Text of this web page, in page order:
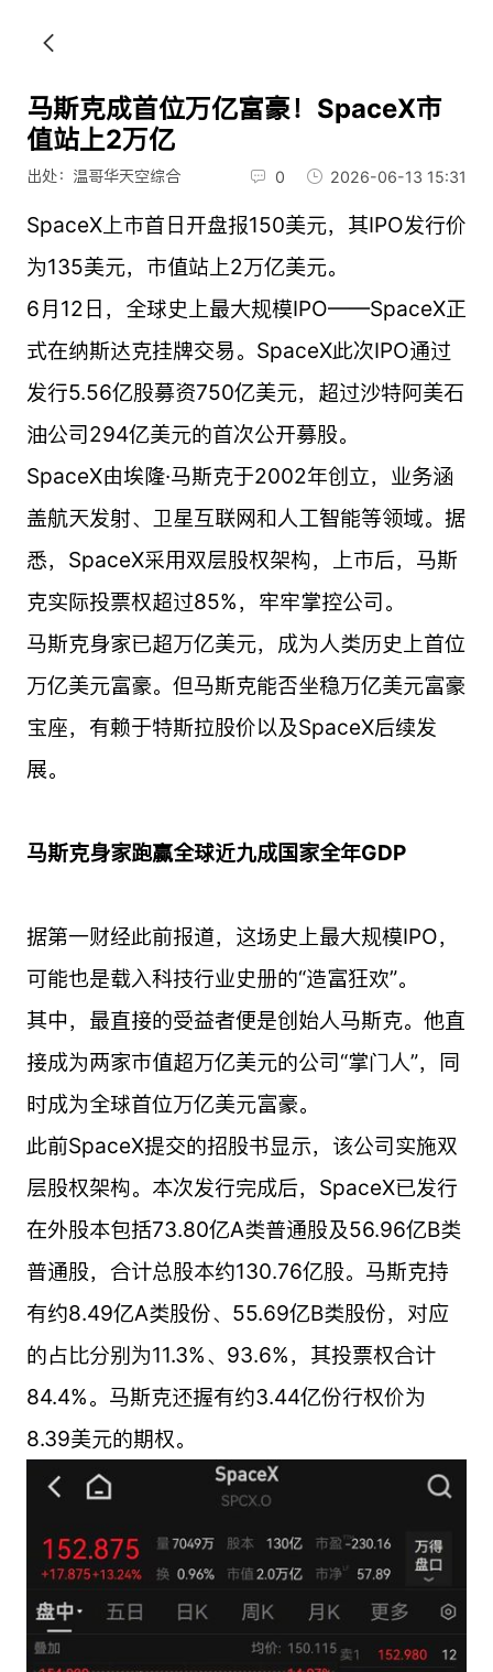
马斯克成首位万亿富豪！SpaceX市
值站上2万亿
出处：温哥华天空综合 0 2026-06-13 15:31
SpaceX上市首日开盘报150美元，其IPO发行价
为135美元，市值站上2万亿美元。
6月12日，全球史上最大规模IPO——SpaceX正
式在纳斯达克挂牌交易。SpaceX此次IPO通过
发行5.56亿股募资750亿美元，超过沙特阿美石
油公司294亿美元的首次公开募股。
SpaceX由埃隆·马斯克于2002年创立，业务涵
盖航天发射、卫星互联网和人工智能等领域。据
悉，SpaceX采用双层股权架构，上市后，马斯
克实际投票权超过85%，牢牢掌控公司。
马斯克身家已超万亿美元，成为人类历史上首位
万亿美元富豪。但马斯克能否坐稳万亿美元富豪
宝座，有赖于特斯拉股价以及SpaceX后续发
展。
马斯克身家跑赢全球近九成国家全年GDP
据第一财经此前报道，这场史上最大规模IPO，
可能也是载入科技行业史册的“造富狂欢”。
其中，最直接的受益者便是创始人马斯克。他直
接成为两家市值超万亿美元的公司“掌门人”，同
时成为全球首位万亿美元富豪。
此前SpaceX提交的招股书显示，该公司实施双
层股权架构。本次发行完成后，SpaceX已发行
在外股本包括73.80亿A类普通股及56.96亿B类
普通股，合计总股本约130.76亿股。马斯克持
有约8.49亿A类股份、55.69亿B类股份，对应
的占比分别为11.3%、93.6%，其投票权合计
84.4%。马斯克还握有约3.44亿份行权价为
8.39美元的期权。